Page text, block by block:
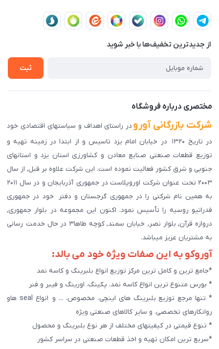
لیست محصولات
درباره ما
قوانین و مقررات
حریم خصوصی
راهنمای ثبت سفارش
سوالات متداول
از جدید‌ترین تخفیف‌ها با‌ خبر شوید
ثبت
مختصری درباره فروشگاه
شرکت بازرگانی آورو در راستای اهداف و سیاستهای اقتصادی خود
در تاریخ ۱۳۲۰ در خیابان امام یزد تاسیس و از ابتدا در زمینه تهیه و
توزیع قطعات صنعتی صنایع معادن و کشاورزی استان یزد و استانهای
جنوبی و شرق کشور فعالیت نموده است. این شرکت علاوه بر قبل, از سال
۲۰۰۳ تحت عنوان شرکت اوروپلاست در جمهوری آذربایجان و در سال ۲۰۱۱
به همین نام شرکتی را در جمهوری گرجستان و دفتر خود در جمهوری
فدراتیو روسیه را تأسیس نمود. اکنون این مجموعه در بلوار جمهوری,
دروازه قرآن, بلوار نصر, خیابان سمند, کوچه طاها۳ در حال خدمت رسانی
به مشتریان عزیز میباشد.
آوروکو به این صفات ویژه خود می بالد:
*جامع ترین و کامل ترین مرکز توزیع انواع بلبرینگ و کاسه نمد
* بورس متنوع ترین انواع کاسه نمد، پکینگ، اورینگ و فیبر و فنر
* تنها مرجع توزیع بلبرینگ های اینچی، مخصوص، ... و انواع seal هاو
روانکارهای تخصصی. و سایر کالاهای صنعتی ويژه
* تنوع قیمتی در کیفیتهای مختلف از هر نوع بلبرینگ و محصول
*سریع ترین امکان تهیه و اخذ قطعات صنعتی در سراسر کشور